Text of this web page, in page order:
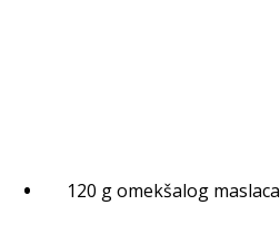
120 g omekšalog maslaca